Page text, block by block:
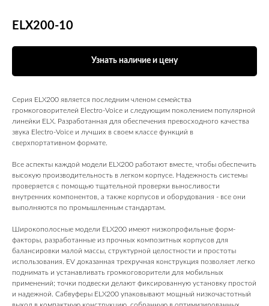
ELX200-10
Узнать наличие и цену
Серия ELX200 является последним членом семейства
громкоговорителей Electro-Voice и следующим поколением популярной
линейки ELX. Разработанная для обеспечения превосходного качества
звука Electro-Voice и лучших в своем классе функций в
сверхпортативном формате.
Все аспекты каждой модели ELX200 работают вместе, чтобы обеспечить
высокую производительность в легком корпусе. Надежность системы
проверяется с помощью тщательной проверки выносливости
внутренних компонентов, а также корпусов и оборудования - все они
выполняются по промышленным стандартам.
Широкополосные модели ELX200 имеют низкопрофильные форм-
факторы, разработанные из прочных композитных корпусов для
балансировки малой массы, структурной целостности и простоты
использования. EV доказанная трехручная конструкция позволяет легко
поднимать и устанавливать громкоговорители для мобильных
применений; точки подвески делают фиксированную установку простой
и надежной. Сабвуферы ELX200 упаковывают мощный низкочастотный